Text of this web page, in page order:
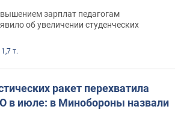
зарплат педагогам
об увеличении студенческих
т.
ракет перехватила
в июле: в Минобороны назвали